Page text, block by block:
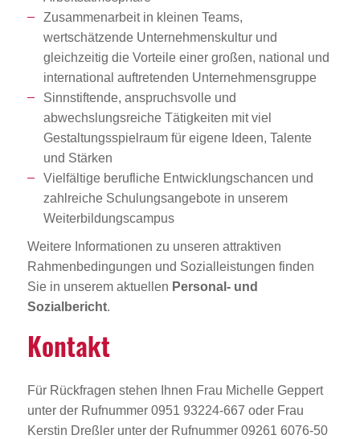
Zusammenarbeit in kleinen Teams,
wertschätzende Unternehmenskultur und
gleichzeitig die Vorteile einer großen, national und
international auftretenden Unternehmensgruppe
Sinnstiftende, anspruchsvolle und
abwechslungsreiche Tätigkeiten mit viel
Gestaltungsspielraum für eigene Ideen, Talente
und Stärken
Vielfältige berufliche Entwicklungschancen und
zahlreiche Schulungsangebote in unserem
Weiterbildungscampus
Weitere Informationen zu unseren attraktiven
Rahmenbedingungen und Sozialleistungen finden
Sie in unserem aktuellen Personal- und
Sozialbericht.
Kontakt
Für Rückfragen stehen Ihnen Frau Michelle Geppert
unter der Rufnummer 0951 93224-667 oder Frau
Kerstin Dreßler unter der Rufnummer 09261 6076-50